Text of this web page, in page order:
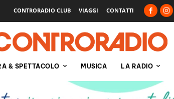
CONTRORADIO CLUB VIAGGI CONTATTI
& SPETTACOLO MUSICA LA RADIO